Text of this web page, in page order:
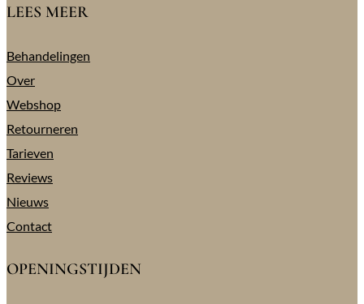
LEES MEER
Behandelingen
Over
Webshop
Retourneren
Tarieven
Reviews
Nieuws
Contact
OPENINGSTIJDEN